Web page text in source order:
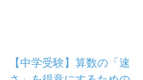
投
【中学受験】算数の「速